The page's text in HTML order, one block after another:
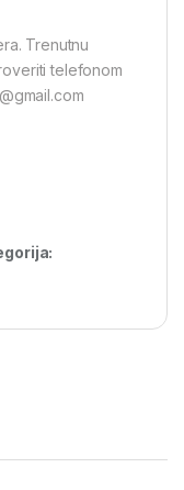
Trenutnu
telefonom